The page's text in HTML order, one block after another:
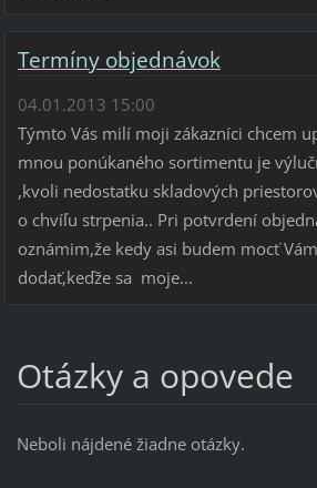
Termíny objednávok
04.01.2013 15:00
Týmto Vás milí moji zákazníci chcem
mnou ponúkaného sortimentu je
,kvoli nedostatku skladových
o chvíľu strpenia.. Pri potvrdení
oznámim,že kedy asi budem mocť
dodať,keďže sa moje...
Otázky a opovede
Neboli nájdené žiadne otázky.